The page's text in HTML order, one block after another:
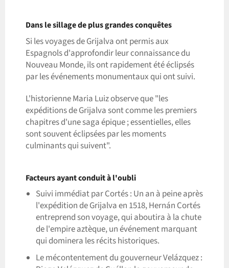
Dans le sillage de plus grandes conquêtes
Si les voyages de Grijalva ont permis aux
Espagnols d'approfondir leur connaissance du
Nouveau Monde, ils ont rapidement été éclipsés
par les événements monumentaux qui ont suivi.
L'historienne Maria Luiz observe que "les
expéditions de Grijalva sont comme les premiers
chapitres d'une saga épique ; essentielles, elles
sont souvent éclipsées par les moments
culminants qui suivent".
Facteurs ayant conduit à l'oubli
Suivi immédiat par Cortés : Un an à peine après
l'expédition de Grijalva en 1518, Hernán Cortés
entreprend son voyage, qui aboutira à la chute
de l'empire aztèque, un événement marquant
qui dominera les récits historiques.
Le mécontentement du gouverneur Velázquez :